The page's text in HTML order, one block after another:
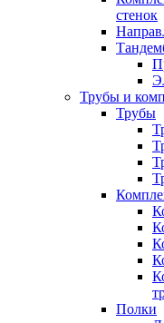
стенок
Трубы и
Трубы
Полки